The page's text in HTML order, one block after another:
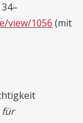
view/1056 (mit
für